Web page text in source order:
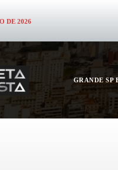
DE 2026
GRANDE SP